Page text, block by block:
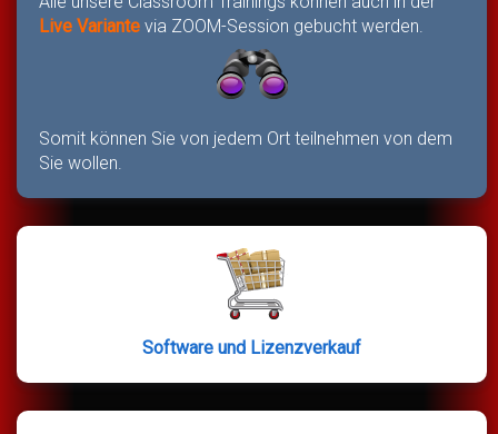
Live Variante via ZOOM-Session gebucht werden.
Somit können Sie von jedem Ort teilnehmen von dem
Sie wollen.
Software und Lizenzverkauf